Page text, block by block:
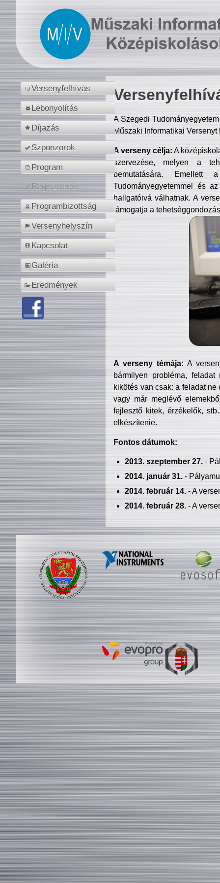
Versenyfelhívás
Lebonyolítás
Díjazás
Szponzorok
Program
Regisztráció
Programbizottság
Versenyhelyszín
Kapcsolat
Galéria
Eredmények
A Szegedi
Műszaki Informatikai
A verseny célja: A
szervezése, melyen a
bemutatására. Emellett
Tudományegyetemmel és
hallgatóivá válhatnak. A
támogatja a
A verseny témája: A
bármilyen probléma, feladat
kikötés van csak: a feladat
vagy már meglévő
fejlesztő kitek, érzékelők,
elkészítenie.
Fontos dátumok:
2013. szeptember 27.-
2014. január 31.-
2014. február 14.- A
2014. február 28.- A